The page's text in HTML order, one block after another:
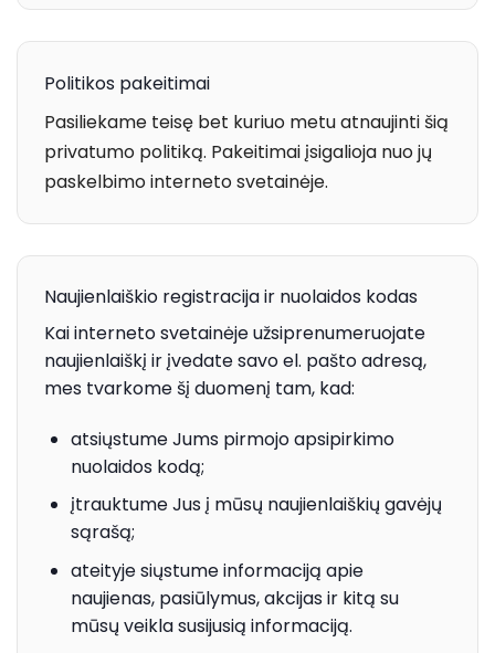
Politikos pakeitimai
Pasiliekame teisę bet kuriuo metu atnaujinti šią
privatumo politiką. Pakeitimai įsigalioja nuo jų
paskelbimo interneto svetainėje.
Naujienlaiškio registracija ir nuolaidos kodas
Kai interneto svetainėje užsiprenumeruojate
naujienlaiškį ir įvedate savo el. pašto adresą,
mes tvarkome šį duomenį tam, kad:
atsiųstume Jums pirmojo apsipirkimo
nuolaidos kodą;
įtrauktume Jus į mūsų naujienlaiškių gavėjų
sąrašą;
ateityje siųstume informaciją apie
naujienas, pasiūlymus, akcijas ir kitą su
mūsų veikla susijusią informaciją.